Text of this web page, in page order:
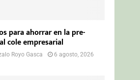
para ahorrar en la pre-
cole empresarial
Royo Gasca
6 agosto, 2026